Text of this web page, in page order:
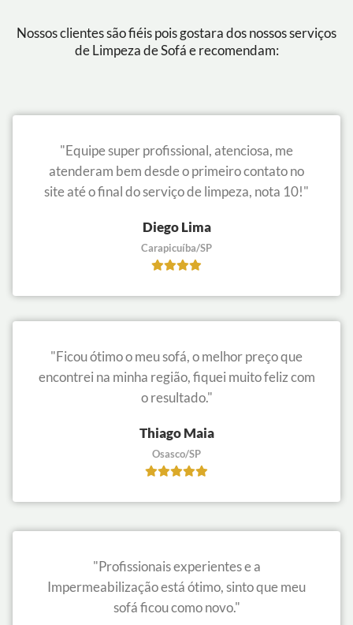
Nossos clientes são fiéis pois gostara dos nossos serviços
de Limpeza de Sofá e recomendam:
"Equipe super profissional, atenciosa, me
atenderam bem desde o primeiro contato no
site até o final do serviço de limpeza, nota 10!"
Diego Lima
Carapicuíba/SP
"Ficou ótimo o meu sofá, o melhor preço que
encontrei na minha região, fiquei muito feliz com
o resultado."
Thiago Maia
Osasco/SP
"Profissionais experientes e a
Impermeabilização está ótimo, sinto que meu
sofá ficou como novo."